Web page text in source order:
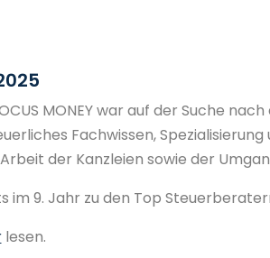
MONEY war auf der Suche
Fachwissen,
der Kanzleien sowie der
im 9. Jahr zu den Top
lesen.